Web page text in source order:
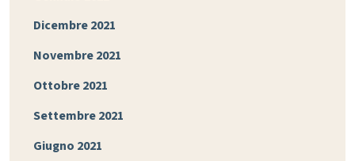
Dicembre 2021
Novembre 2021
Ottobre 2021
Settembre 2021
Giugno 2021